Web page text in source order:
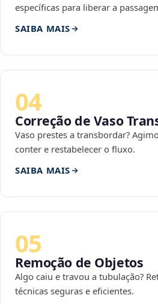
específicas para liberar a
SAIBA MAIS
04
Correção de Vaso
Vaso prestes a transbordar?
conter e restabelecer o fluxo.
SAIBA MAIS
05
Remoção de Objetos
Algo caiu e travou a tubulação?
técnicas seguras e eficientes.